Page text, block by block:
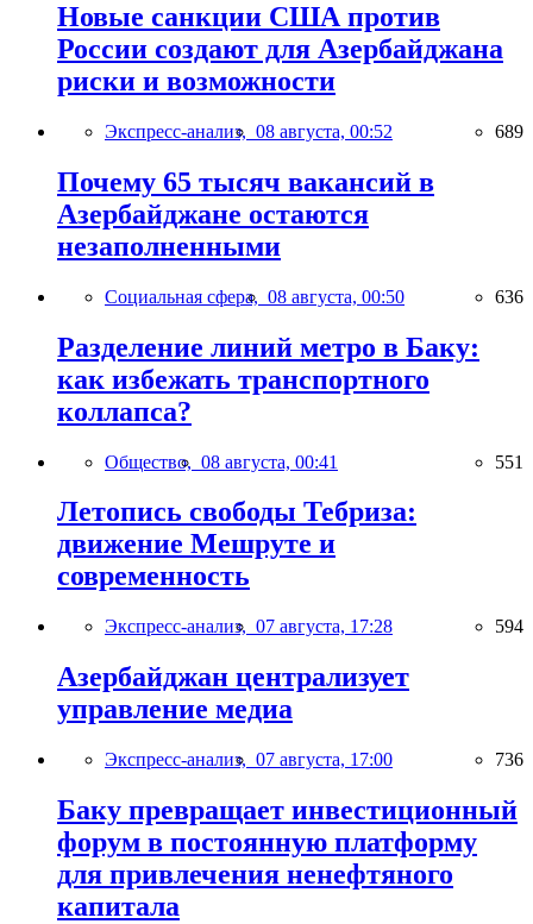
Новые санкции США против
России создают для Азербайджана
риски и возможности
Экспресс-анализ, 08 августа, 00:52 689
Почему 65 тысяч вакансий в
Азербайджане остаются
незаполненными
Социальная сфера, 08 августа, 00:50 636
Разделение линий метро в Баку:
как избежать транспортного
коллапса?
Общество, 08 августа, 00:41 551
Летопись свободы Тебриза:
движение Мешруте и
современность
Экспресс-анализ, 07 августа, 17:28 594
Азербайджан централизует
управление медиа
Экспресс-анализ, 07 августа, 17:00 736
Баку превращает инвестиционный
форум в постоянную платформу
для привлечения ненефтяного
капитала